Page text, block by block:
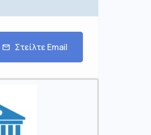
Στείλτε Email